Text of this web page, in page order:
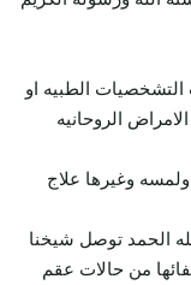
التشخصيات الطبيه او
الروحانيه
وغيرها علاج
الحمد توصل شيخنا
من حالات عقم